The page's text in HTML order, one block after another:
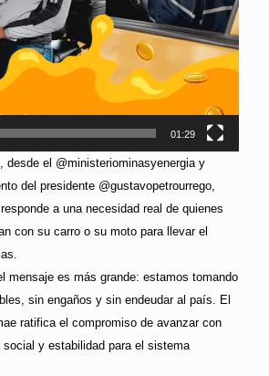
01:29
desde el @ministeriominasyenergia y
del presidente @gustavopetrourrego,
a una necesidad real de quienes
con su carro o su moto para llevar el
mensaje es más grande: estamos tomando
sin engaños y sin endeudar al país. El
ratifica el compromiso de avanzar con
y estabilidad para el sistema